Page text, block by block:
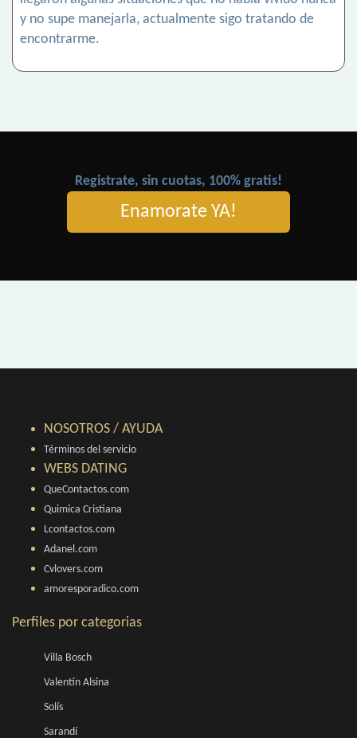
y no supe manejarla, actualmente sigo tratando de
encontrarme.
Registrate, sin cuotas, 100% gratis!
Enamorate YA!
NOSOTROS / AYUDA
Términos del servicio
WEBS DATING
QueContactos.com
Quimica Cristiana
Lcontactos.com
Adanel.com
Cvlovers.com
amoresporadico.com
Perfiles por categorias
Villa Bosch
Valentín Alsina
Solís
Sarandí